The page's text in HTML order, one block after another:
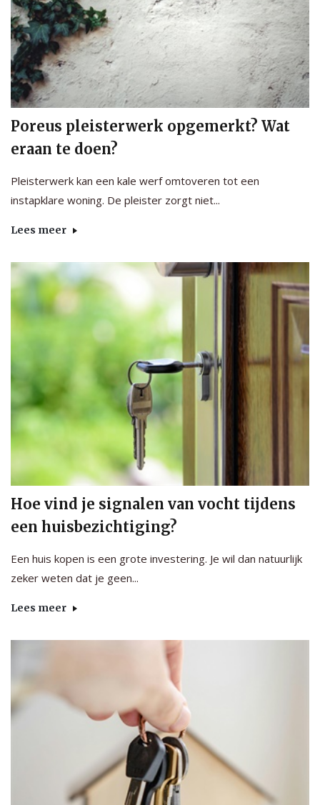
Poreus pleisterwerk opgemerkt? Wat
eraan te doen?
Pleisterwerk kan een kale werf omtoveren tot een
instapklare woning. De pleister zorgt niet...
Lees meer
Hoe vind je signalen van vocht tijdens
een huisbezichtiging?
Een huis kopen is een grote investering. Je wil dan natuurlijk
zeker weten dat je geen...
Lees meer